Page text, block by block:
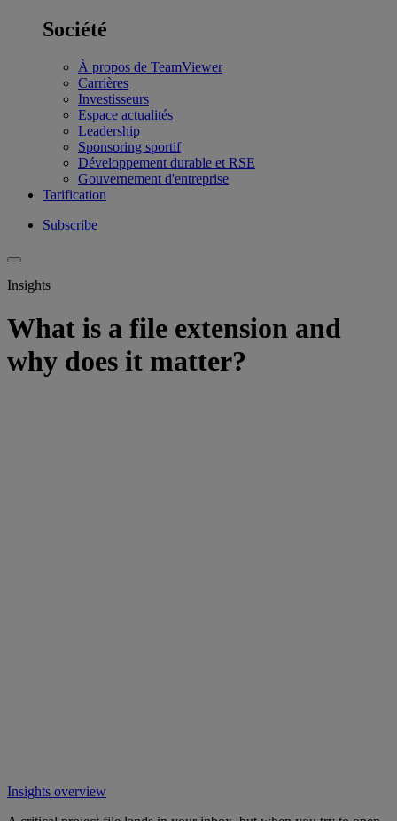
Société
À propos de TeamViewer
Carrières
Investisseurs
Espace actualités
Leadership
Sponsoring sportif
Développement durable et RSE
Gouvernement d'entreprise
Tarification
Subscribe
Insights
What is a file extension and
why does it matter?
Insights overview